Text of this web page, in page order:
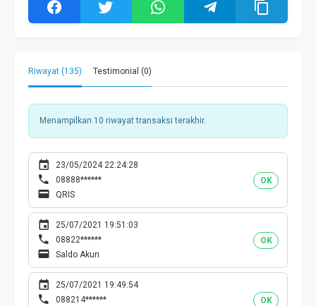
Riwayat (135) Testimonial (0)
Menampilkan 10 riwayat transaksi terakhir.
OK
23/05/2024 22:24:28
08888******
QRIS
OK
25/07/2021 19:51:03
08822******
Saldo Akun
OK
25/07/2021 19:49:54
088214******